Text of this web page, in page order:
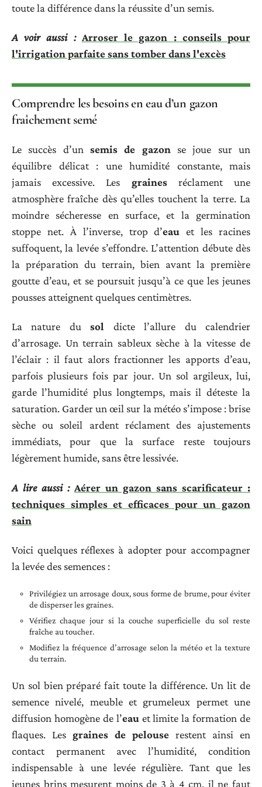
toute la différence dans la réussite d’un semis.
A voir aussi : Arroser le gazon : conseils pour
l'irrigation parfaite sans tomber dans l'excès
Comprendre les besoins en eau d’un gazon
fraîchement semé
Le succès d’un semis de gazon se joue sur un
équilibre délicat : une humidité constante, mais
jamais excessive. Les grainesréclament une
atmosphère fraîche dès qu’elles touchent la terre. La
moindre sécheresse en surface, et la germination
stoppe net. À l’inverse, trop d’eau et les racines
suffoquent, la levée s’effondre. L’attention débute dès
la préparation du terrain, bien avant la première
goutte d’eau, et se poursuit jusqu’à ce que les jeunes
pousses atteignent quelques centimètres.
La nature dusol dicte l’allure du calendrier
d’arrosage. Un terrain sableux sèche à la vitesse de
l’éclair : il faut alors fractionner les apports d’eau,
parfois plusieurs fois par jour. Un sol argileux, lui,
garde l’humidité plus longtemps, mais il déteste la
saturation. Garder un œil sur la météo s’impose : brise
sèche ou soleil ardent réclament des ajustements
immédiats, pour que la surface reste toujours
légèrement humide, sans être lessivée.
A lire aussi : Aérer un gazon sans scarificateur :
techniques simples et efficaces pour un gazon
sain
Voici quelques réflexes à adopter pour accompagner
la levée des semences :
Privilégiez un arrosage doux, sous forme de brume, pour éviter
de disperser les graines.
Vérifiez chaque jour si la couche superficielle du sol reste
fraîche au toucher.
Modifiez la fréquence d’arrosage selon la météo et la texture
du terrain.
Un sol bien préparé fait toute la différence. Un lit de
semence nivelé, meuble et grumeleux permet une
diffusion homogène de l’eauet limite la formation de
flaques. Les graines de pelouse restent ainsi en
contact permanent avec l’humidité, condition
indispensable à une levée régulière. Tant que les
jeunes brins mesurent moins de 3 à 4 cm, il ne faut